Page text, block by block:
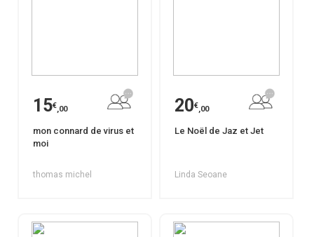
15€,00
mon connard de virus et
moi
thomas michel
20€,00
Le Noël de Jaz et Jet
Linda Seoane